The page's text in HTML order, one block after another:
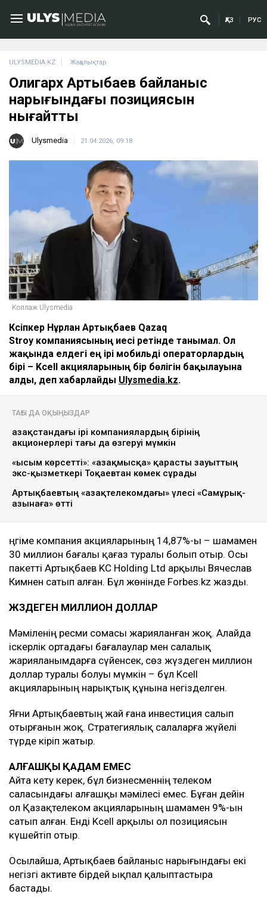
ҚАЗ РУС
ULYSMEDIA.KZ Жаңалықтар
Олигарх Артықбаев байланыс
нарығындағы позициясын
нығайтты
Ulysmedia 21.04.2026, 09:18
Коллаж Ulysmedia
Кәсіпкер Нұрлан Артықбаев Qazaq
Stroy компаниясының иесі ретінде танымал. Ол
жақында елдегі ең ірі мобильді операторлардың
бірі – Kcell акцияларының бір бөлігін бақылауына
алды, деп хабарлайды Ulysmedia.kz.
ТАҒЫ ДА ОҚЫҢЫЗДАР
Қазақстандағы ірі компаниялардың бірінің
акционерлері тағы да өзгеруі мүмкін
«Қысым көрсетті»: «Қазақмысқа» қарасты зауыттың
экс-қызметкері Тоқаевтан көмек сұрады
Артықбаевтың «Қазақтелекомдағы» үлесі «Самұрық-
Қазынаға» өтті
Әңгіме компания акцияларының 14,87%-ы – шамамен
30 миллион бағалы қағаз туралы болып отыр. Осы
пакетті Артықбаев KC Holding Ltd арқылы Вячеслав
Кимнен сатып алған. Бұл жөнінде Forbes.kz жазды.
ЖҮЗДЕГЕН МИЛЛИОН ДОЛЛАР
Мәміленің ресми сомасы жарияланған жоқ. Алайда
іскерлік ортадағы бағалаулар мен салалық
жарияланымдарға сүйенсек, сөз жүздеген миллион
доллар туралы болуы мүмкін – бұл Kcell
акцияларының нарықтық құнына негізделген.
Яғни Артықбаевтың жай ғана инвестиция салып
отырғанын жоқ. Стратегиялық салаларға жүйелі
түрде кіріп жатыр.
АЛҒАШҚЫ ҚАДАМ ЕМЕС
Айта кету керек, бұл бизнесменнің телеком
саласындағы алғашқы мәмілесі емес. Бұған дейін
ол Қазақтелеком акцияларының шамамен 9%-ын
сатып алған. Енді Kcell арқылы ол позициясын
күшейтіп отыр.
Осылайша, Артықбаев байланыс нарығындағы екі
негізгі активте бірдей ықпал қалыптастыра
бастады.